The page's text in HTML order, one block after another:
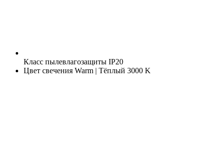
Класс пылевлагозащиты IP20
Цвет свечения Warm | Тёплый 3000 K